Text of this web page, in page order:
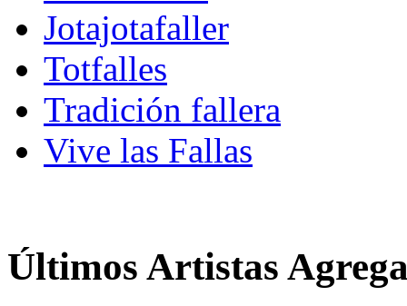
Jotajotafaller
Totfalles
Tradición fallera
Vive las Fallas
Últimos Artistas